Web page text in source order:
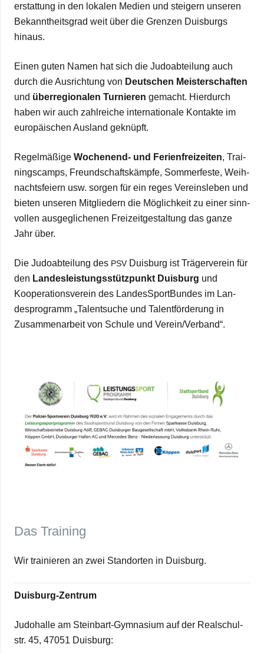
erstat­tung in den loka­len Medien und stei­gern unse­ren
Bekannt­heits­grad weit über die Gren­zen Duis­burgs
hinaus.
Einen guten Namen hat sich die Judo­ab­tei­lung auch
durch die Aus­rich­tung von Deut­schen Meis­ter­schaf­ten
und über­re­gio­na­len Tur­nie­ren gemacht. Hier­durch
haben wir auch zahl­rei­che inter­na­tio­nale Kon­takte im
euro­päi­schen Aus­land geknüpft.
Regel­mä­ßige Wochen­end- und Feri­en­frei­zei­ten, Trai­
nings­camps, Freund­schafts­kämpfe, Som­mer­feste, Weih­
nachts­fei­ern usw. sor­gen für ein reges Ver­eins­le­ben und
bie­ten unse­ren Mit­glie­dern die Mög­lich­keit zu einer sinn­
vol­len aus­ge­gli­che­nen Frei­zeit­ge­stal­tung das ganze
Jahr über.
Die Judo­ab­tei­lung des PSV Duis­burg ist Trä­ger­ver­ein für
den Lan­des­leis­tungs­stütz­punkt Duis­burg und
Koope­ra­ti­ons­ver­ein des Lan­des­Sport­Bun­des im Lan­
des­pro­gramm „Talent­su­che und Talent­för­de­rung in
Zusam­men­ar­beit von Schule und Verein/​​Verband“.
Das Trai­ning
Wir trai­nie­ren an zwei Stand­or­ten in Duisburg.
Duis­­burg-Zen­­trum
Judo­halle am Stein­­bart-Gym­na­­sium auf der Real­schul­
str. 45, 47051 Duisburg: